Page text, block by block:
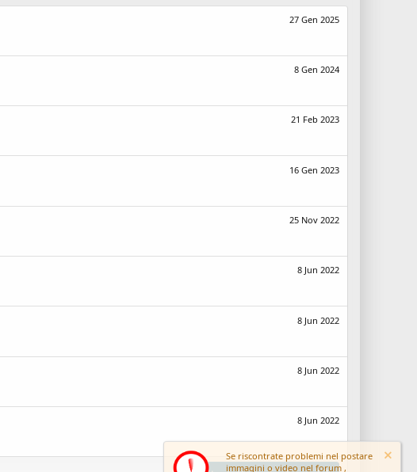
27 Gen 2025
8 Gen 2024
21 Feb 2023
16 Gen 2023
25 Nov 2022
8 Jun 2022
8 Jun 2022
8 Jun 2022
8 Jun 2022
Se riscontrate problemi nel postare
immagini o video nel forum ,